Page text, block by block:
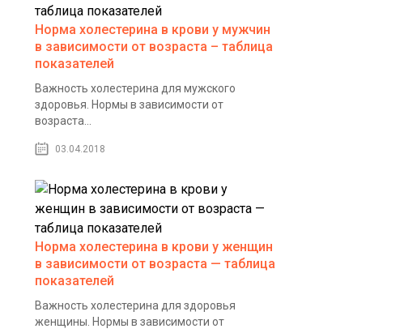
Норма холестерина в крови у мужчин
в зависимости от возраста – таблица
показателей
Важность холестерина для мужского
здоровья. Нормы в зависимости от
возраста...
03.04.2018
Норма холестерина в крови у женщин
в зависимости от возраста — таблица
показателей
Важность холестерина для здоровья
женщины. Нормы в зависимости от